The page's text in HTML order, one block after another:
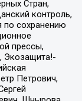
Стран,
контроль,
по сохранению
прессы,
Экозащита!-
Петрович,